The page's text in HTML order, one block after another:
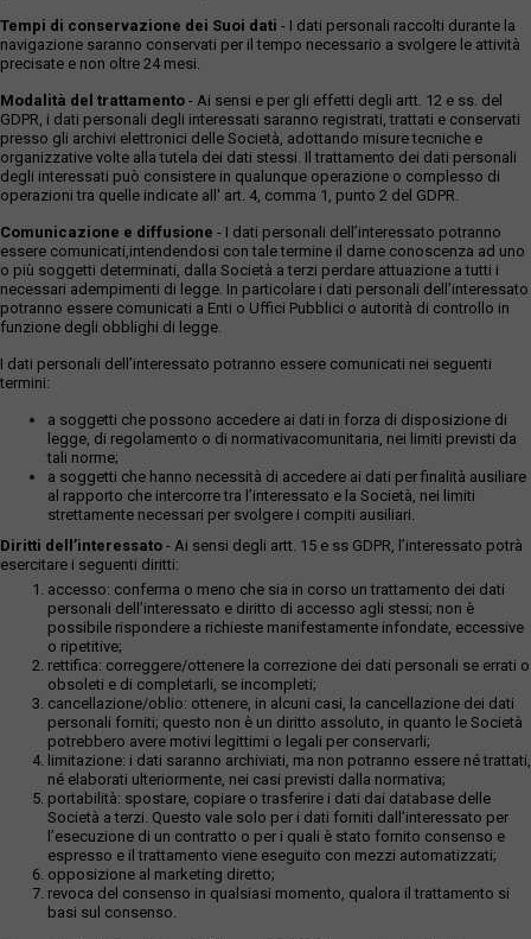
Tempi di conservazione dei Suoi dati - I dati personali raccolti durante la
navigazione saranno conservati per il tempo necessario a svolgere le attività
precisate e non oltre 24 mesi.
Modalità del trattamento - Ai sensi e per gli effetti degli artt. 12 e ss. del
GDPR, i dati personali degli interessati saranno registrati, trattati e conservati
presso gli archivi elettronici delle Società, adottando misure tecniche e
organizzative volte alla tutela dei dati stessi. Il trattamento dei dati personali
degli interessati può consistere in qualunque operazione o complesso di
operazioni tra quelle indicate all' art. 4, comma 1, punto 2 del GDPR.
Comunicazione e diffusione - I dati personali dell’interessato potranno
essere comunicati,intendendosi con tale termine il darne conoscenza ad uno
o più soggetti determinati, dalla Società a terzi perdare attuazione a tutti i
necessari adempimenti di legge. In particolare i dati personali dell’interessato
potranno essere comunicati a Enti o Uffici Pubblici o autorità di controllo in
funzione degli obblighi di legge.
I dati personali dell’interessato potranno essere comunicati nei seguenti
termini:
a soggetti che possono accedere ai dati in forza di disposizione di
legge, di regolamento o di normativacomunitaria, nei limiti previsti da
tali norme;
a soggetti che hanno necessità di accedere ai dati per finalità ausiliare
al rapporto che intercorre tra l’interessato e la Società, nei limiti
strettamente necessari per svolgere i compiti ausiliari.
Diritti dell’interessato - Ai sensi degli artt. 15 e ss GDPR, l’interessato potrà
esercitare i seguenti diritti:
accesso: conferma o meno che sia in corso un trattamento dei dati
personali dell’interessato e diritto di accesso agli stessi; non è
possibile rispondere a richieste manifestamente infondate, eccessive
o ripetitive;
rettifica: correggere/ottenere la correzione dei dati personali se errati o
obsoleti e di completarli, se incompleti;
cancellazione/oblio: ottenere, in alcuni casi, la cancellazione dei dati
personali forniti; questo non è un diritto assoluto, in quanto le Società
potrebbero avere motivi legittimi o legali per conservarli;
limitazione: i dati saranno archiviati, ma non potranno essere né trattati,
né elaborati ulteriormente, nei casi previsti dalla normativa;
portabilità: spostare, copiare o trasferire i dati dai database delle
Società a terzi. Questo vale solo per i dati forniti dall’interessato per
l’esecuzione di un contratto o per i quali è stato fornito consenso e
espresso e il trattamento viene eseguito con mezzi automatizzati;
opposizione al marketing diretto;
revoca del consenso in qualsiasi momento, qualora il trattamento si
basi sul consenso.